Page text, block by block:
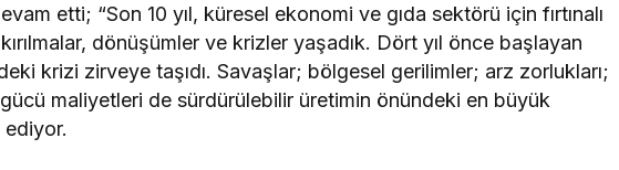
etti; “Son 10 yıl, küresel ekonomi ve gıda sektörü için fırtınalı
dönüşümler ve krizler yaşadık. Dört yıl önce başlayan
krizi zirveye taşıdı. Savaşlar; bölgesel gerilimler; arz zorlukları;
maliyetleri de sürdürülebilir üretimin önündeki en büyük